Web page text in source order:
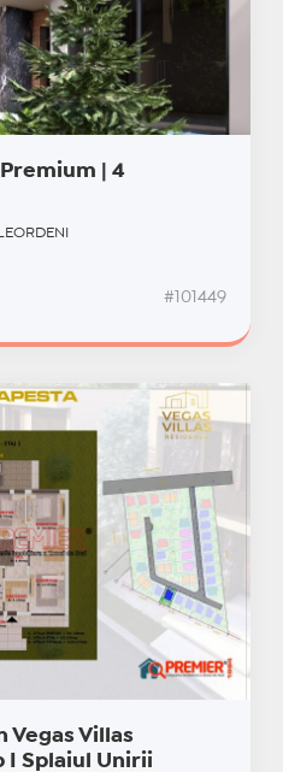
| 4
#101449
Vegas Villas
I Splaiul Unirii